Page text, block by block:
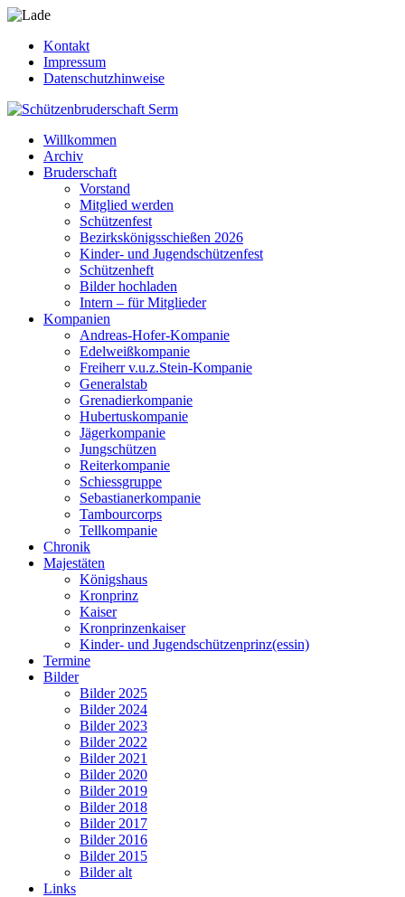
Kontakt
Impressum
Datenschutzhinweise
Willkommen
Archiv
Bruderschaft
Vorstand
Mitglied werden
Schützenfest
Bezirkskönigsschießen 2026
Kinder- und Jugendschützenfest
Schützenheft
Bilder hochladen
Intern – für Mitglieder
Kompanien
Andreas-Hofer-Kompanie
Edelweißkompanie
Freiherr v.u.z.Stein-Kompanie
Generalstab
Grenadierkompanie
Hubertuskompanie
Jägerkompanie
Jungschützen
Reiterkompanie
Schiessgruppe
Sebastianerkompanie
Tambourcorps
Tellkompanie
Chronik
Majestäten
Königshaus
Kronprinz
Kaiser
Kronprinzenkaiser
Kinder- und Jugendschützenprinz(essin)
Termine
Bilder
Bilder 2025
Bilder 2024
Bilder 2023
Bilder 2022
Bilder 2021
Bilder 2020
Bilder 2019
Bilder 2018
Bilder 2017
Bilder 2016
Bilder 2015
Bilder alt
Links